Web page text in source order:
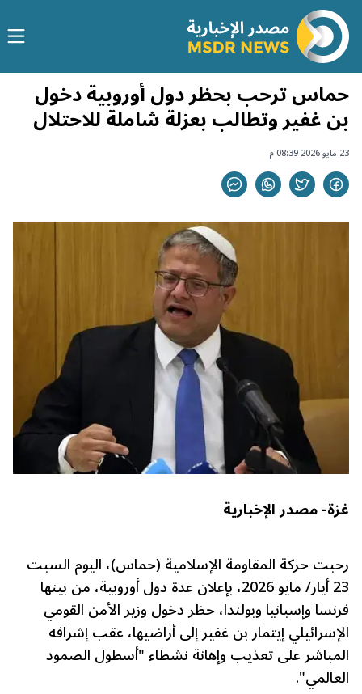
حماس ترحب بحظر دول أوروبية دخول
بن غفير وتطالب بعزلة شاملة للاحتلال
23 مايو 2026 08:39 م
غزة- مصدر الإخبارية
رحبت حركة المقاومة الإسلامية (حماس)، اليوم السبت
23 أيار/ مايو 2026، بإعلان عدة دول أوروبية، من بينها
فرنسا وإسبانيا وبولندا، حظر دخول وزير الأمن القومي
الإسرائيلي إيتمار بن غفير إلى أراضيها، عقب إشرافه
المباشر على تعذيب وإهانة نشطاء "أسطول الصمود
العالمي".